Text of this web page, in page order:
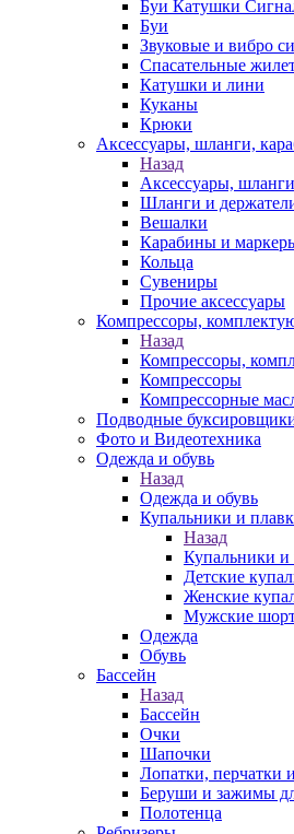
Буи Катушки
Буи
Звуковые и вибро
Спасательные
Катушки и лини
Куканы
Крюки
Аксессуары, шланги,
Назад
Аксессуары,
Шланги и
Вешалки
Карабины и
Кольца
Сувениры
Прочие аксессуары
Компрессоры,
Назад
Компрессоры,
Компрессоры
Компрессорные
Подводные
Фото и Видеотехника
Одежда и обувь
Назад
Одежда и обувь
Купальники и
Назад
Купальники и
Детские
Женские
Мужские
Одежда
Обувь
Бассейн
Назад
Бассейн
Очки
Шапочки
Лопатки, перчатки
Беруши и зажимы
Полотенца